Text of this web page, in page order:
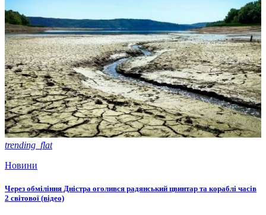
trending_flat
Новини
Через обміління Дністра оголився радянський цвинтар та кораблі часів
2 світової (відео)